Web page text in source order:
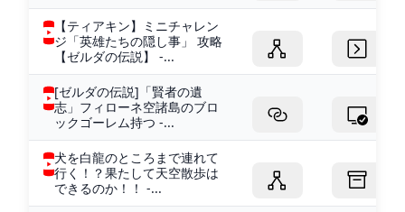
【ティアキン】ミニチャレン
ジ「英雄たちの隠し事」 攻略
【ゼルダの伝説】 -...
[ゼルダの伝説]「賢者の遺
志」フィローネ空諸島のブロ
ックゴーレム持つ -...
犬を白龍のところまで連れて
行く！？果たして天空散歩は
できるのか！！ -...